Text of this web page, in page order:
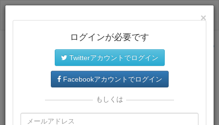
サイトトップに戻る
プレミアム会員では、教材がダウンロードでき、快適な動画
再生環境が提供されます。
×
ログインが必要です
Twitterアカウントでログイン
Facebookアカウントでログイン
もしくは